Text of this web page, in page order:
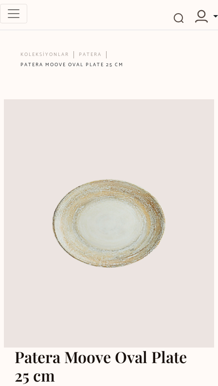
KOLEKSİYONLAR
PATERA
PATERA MOOVE OVAL PLATE 25 CM
Patera Moove Oval Plate
25 cm